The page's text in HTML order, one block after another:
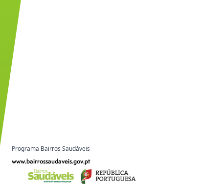
Programa Bairros Saudáveis
www.bairrossaudaveis.gov.pt